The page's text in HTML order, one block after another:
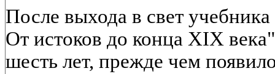
После выхода в свет
От истоков до конца XIX
шесть лет, прежде чем